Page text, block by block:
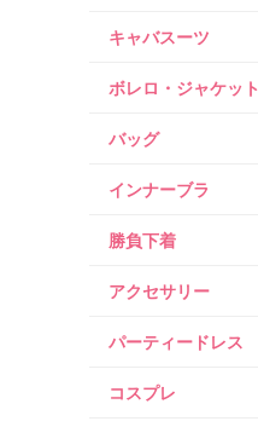
キャバスーツ
ボレロ・ジャケット
バッグ
インナーブラ
勝負下着
アクセサリー
パーティードレス
コスプレ